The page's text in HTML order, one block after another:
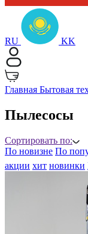
RU KK
Главная Бытовая
Пылесосы
Сортировать по:
По новизне По
акции хит новинки